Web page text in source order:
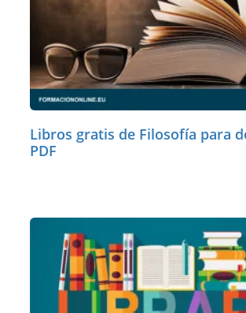
Libros gratis de Filosofía para
PDF